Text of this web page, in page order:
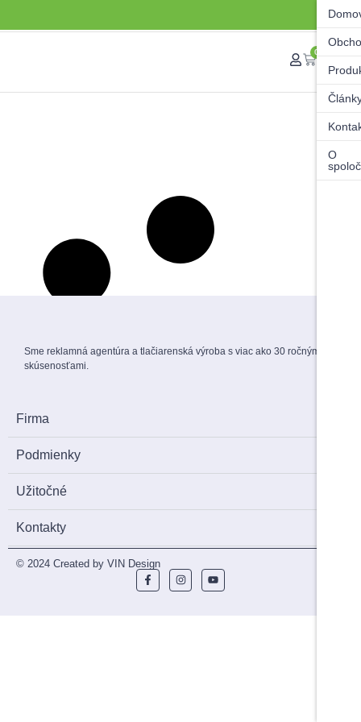
0
O
Sme reklamná agentúra a tlačiarenská výroba s viac ako 30 ročnými
skúsenosťami.
Firma
Podmienky
Užitočné
Kontakty
© 2024 Created by VIN Design